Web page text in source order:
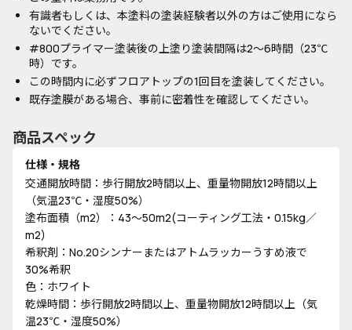
有識者もしくは、本塗料の塗装経験者以外の方はご使用になら
ないでください。
#800プライマー塗装後の上塗り塗装間隔は2～6時間（23℃
時）です。
この時間内に必ずフロアトップの1回目を塗装してください。
既存塗膜がある場合、事前に密着性を確認してください。
商品スペック
仕様・規格
交通開放時間：歩行開放2時間以上、重量物開放12時間以上
（気温23℃・湿度50%）
塗布面積（m2）：43～50m2(コーティング工法・0.15kg／
m2)
希釈剤：No.20シンナーまたはアトムラッカーうすめ液で
30%希釈
色：ホワイト
乾燥時間：歩行開放2時間以上、重量物開放12時間以上（気
温23℃・湿度50%）